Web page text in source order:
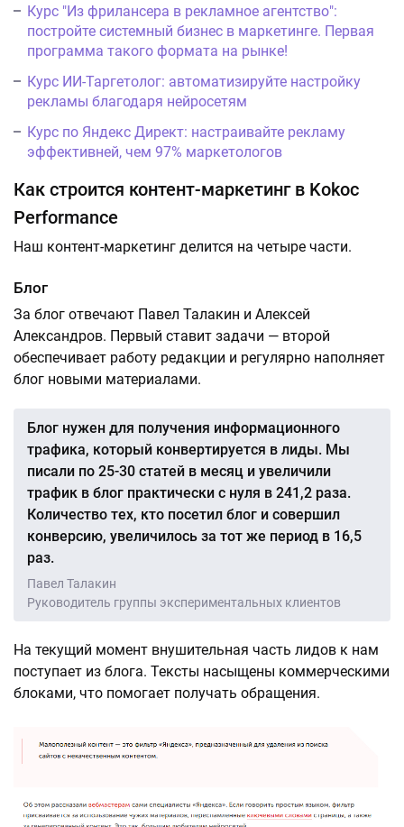
Курс "Из фрилансера в рекламное агентство":
постройте системный бизнес в маркетинге. Первая
программа такого формата на рынке!
Курс ИИ-Таргетолог: автоматизируйте настройку
рекламы благодаря нейросетям
Курс по Яндекс Директ: настраивайте рекламу
эффективней, чем 97% маркетологов
Как строится контент-маркетинг в Kokoc
Performance
Наш контент-маркетинг делится на четыре части.
Блог
За блог отвечают Павел Талакин и Алексей
Александров. Первый ставит задачи — второй
обеспечивает работу редакции и регулярно наполняет
блог новыми материалами.
Блог нужен для получения информационного
трафика, который конвертируется в лиды. Мы
писали по 25-30 статей в месяц и увеличили
трафик в блог практически с нуля в 241,2 раза.
Количество тех, кто посетил блог и совершил
конверсию, увеличилось за тот же период в 16,5
раз.
Павел Талакин
Руководитель группы экспериментальных клиентов
На текущий момент внушительная часть лидов к нам
поступает из блога. Тексты насыщены коммерческими
блоками, что помогает получать обращения.